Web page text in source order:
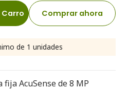
Comprar ahora
de 1 unidades
AcuSense de 8 MP